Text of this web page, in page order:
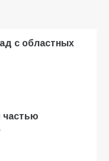
с областных
частью